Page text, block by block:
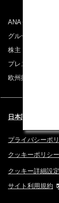
ANAグループにつ
グループ企業一覧
株主・投資家情報
プレスリリース
欧州採用情報
日本語 | Benelux
プライバシーポ
クッキーポリシー
クッキー詳細設定
サイト利用規約